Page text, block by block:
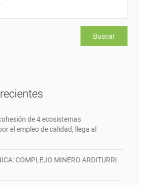
de 4 ecosistemas
el empleo de calidad, llega al
COMPLEJO MINERO ARDITURRI